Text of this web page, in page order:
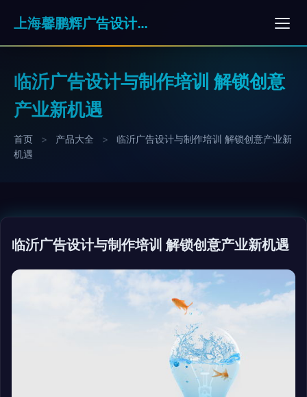
上海馨鹏辉广告设计有限公司
临沂广告设计与制作培训 解锁创意
产业新机遇
首页 > 产品大全 >
临沂广告设计与制作培训 解锁创意产业新
机遇
临沂广告设计与制作培训 解锁创意产业新机遇